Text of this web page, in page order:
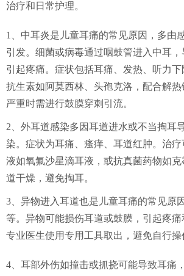
治疗和日常护理。
1、中耳炎是儿童耳痛的常见原因，多由
引发。细菌或病毒通过咽鼓管进入中耳，
引起疼痛。症状包括耳痛、发热、听力下
抗生素如阿莫西林、头孢克洛，配合解热
严重时需进行鼓膜穿刺引流。
2、外耳道感染多因耳道进水或不当掏耳
染。症状为耳痛、瘙痒、耳道红肿。治
液如氧氟沙星滴耳液，或抗真菌药物如
道干燥，避免掏耳。
3、异物进入耳道也是儿童耳痛的常见原
等。异物可能损伤耳道或鼓膜，引起疼
专业医生使用专用工具取出，避免自行操
4、耳部外伤如撞击或抓挠可能导致耳痛